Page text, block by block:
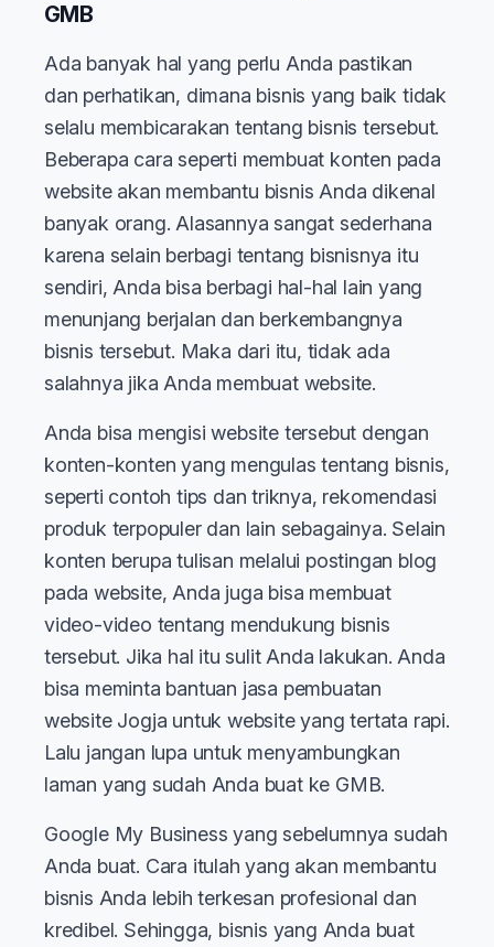
GMB
Ada banyak hal yang perlu Anda pastikan
dan perhatikan, dimana bisnis yang baik tidak
selalu membicarakan tentang bisnis tersebut.
Beberapa cara seperti membuat konten pada
website akan membantu bisnis Anda dikenal
banyak orang. Alasannya sangat sederhana
karena selain berbagi tentang bisnisnya itu
sendiri, Anda bisa berbagi hal-hal lain yang
menunjang berjalan dan berkembangnya
bisnis tersebut. Maka dari itu, tidak ada
salahnya jika Anda membuat website.
Anda bisa mengisi website tersebut dengan
konten-konten yang mengulas tentang bisnis,
seperti contoh tips dan triknya, rekomendasi
produk terpopuler dan lain sebagainya. Selain
konten berupa tulisan melalui postingan blog
pada website, Anda juga bisa membuat
video-video tentang mendukung bisnis
tersebut. Jika hal itu sulit Anda lakukan. Anda
bisa meminta bantuan jasa pembuatan
website Jogja untuk website yang tertata rapi.
Lalu jangan lupa untuk menyambungkan
laman yang sudah Anda buat ke GMB.
Google My Business yang sebelumnya sudah
Anda buat. Cara itulah yang akan membantu
bisnis Anda lebih terkesan profesional dan
kredibel. Sehingga, bisnis yang Anda buat